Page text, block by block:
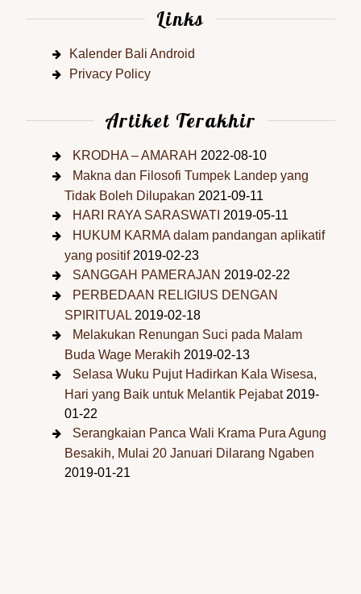
Links
Kalender Bali Android
Privacy Policy
Artiket Terakhir
KRODHA – AMARAH 2022-08-10
Makna dan Filosofi Tumpek Landep yang
Tidak Boleh Dilupakan 2021-09-11
HARI RAYA SARASWATI 2019-05-11
HUKUM KARMA dalam pandangan aplikatif
yang positif 2019-02-23
SANGGAH PAMERAJAN 2019-02-22
PERBEDAAN RELIGIUS DENGAN
SPIRITUAL 2019-02-18
Melakukan Renungan Suci pada Malam
Buda Wage Merakih 2019-02-13
Selasa Wuku Pujut Hadirkan Kala Wisesa,
Hari yang Baik untuk Melantik Pejabat 2019-
01-22
Serangkaian Panca Wali Krama Pura Agung
Besakih, Mulai 20 Januari Dilarang Ngaben
2019-01-21